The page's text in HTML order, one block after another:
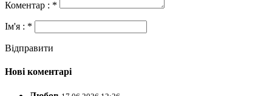
Коментар : *
Ім'я : *
Відправити
Нові коментарі